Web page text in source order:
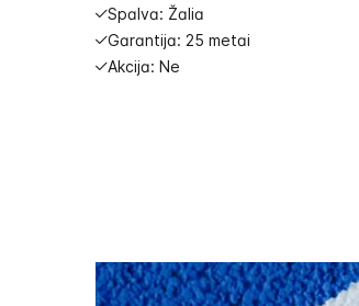
Spalva: Žalia
Garantija: 25 metai
Akcija: Ne